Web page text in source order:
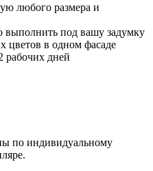
любого размера и
выполнить под вашу задумку
цветов в одном фасаде
рабочих дней
по индивидуальному